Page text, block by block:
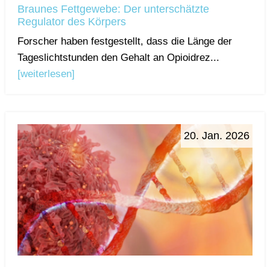
Braunes Fettgewebe: Der unterschätzte
Regulator des Körpers
Forscher haben festgestellt, dass die Länge der
Tageslichtstunden den Gehalt an Opioidrez...
[weiterlesen]
20. Jan. 2026